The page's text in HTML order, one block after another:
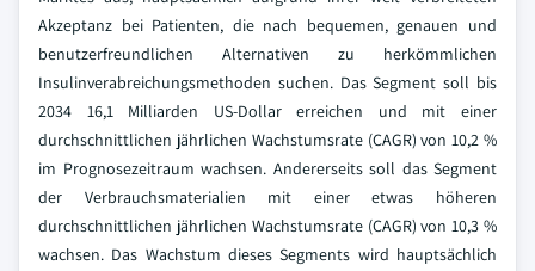
Akzeptanz bei Patienten, die nach bequemen, genauen und
benutzerfreundlichen Alternativen zu herkömmlichen
Insulinverabreichungsmethoden suchen. Das Segment soll bis
2034 16,1 Milliarden US-Dollar erreichen und mit einer
durchschnittlichen jährlichen Wachstumsrate (CAGR) von 10,2 %
im Prognosezeitraum wachsen. Andererseits soll das Segment
der Verbrauchsmaterialien mit einer etwas höheren
durchschnittlichen jährlichen Wachstumsrate (CAGR) von 10,3 %
wachsen. Das Wachstum dieses Segments wird hauptsächlich